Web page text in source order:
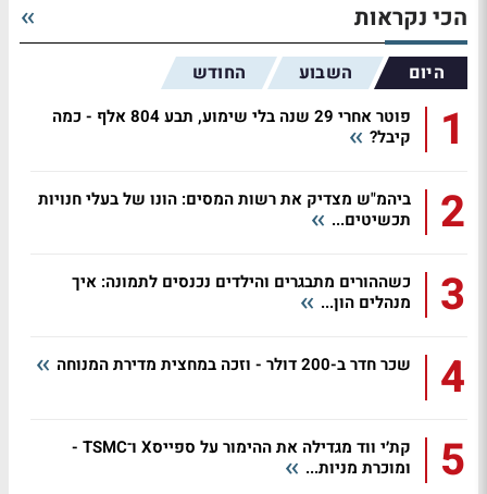
הכי נקראות
היום השבוע החודש
1
פוטר אחרי 29 שנה בלי שימוע, תבע 804 אלף - כמה
קיבל?
2
ביהמ"ש מצדיק את רשות המסים: הונו של בעלי חנויות
תכשיטים...
3
כשההורים מתבגרים והילדים נכנסים לתמונה: איך
מנהלים הון...
4 שכר חדר ב-200 דולר - וזכה במחצית מדירת המנוחה
5
קת׳י ווד מגדילה את ההימור על ספייסX ו־TSMC -
ומוכרת מניות...